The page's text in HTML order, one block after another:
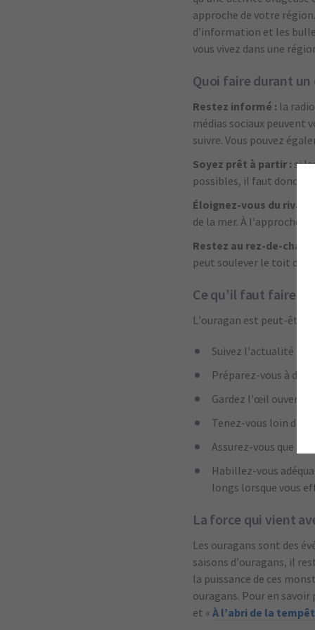
approche de votre
d’information et les
vous vivez dans une
Quoi faire durant un
Restez informé : la
médias sociaux peuvent
suivre. Vous pouvez
Soyez prêt à partir : si
possibles, il faut donc
Éloignez-vous du
de la mer. À l’approche
Restez au rez-de-
peut soulever le toit
Ce qu’il faut faire
L’ouragan est peut-être
Suivez l’actualité
Préparez-vous à de
Gardez l’œil ouvert
Tenez-vous loin des
Assurez-vous que
Habillez-vous
longs lorsque vous
La force qui vient
Les ouragans sont des
saisons d’ouragans, il
la puissance de ces
ouragans. Pour en
et « À l’abri de la